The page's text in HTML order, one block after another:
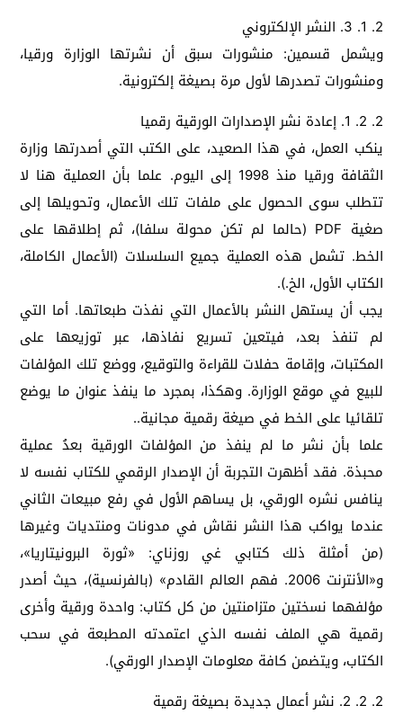
2. 1. 3. النشر الإلكتروني
ويشمل قسمين: منشورات سبق أن نشرتها الوزارة ورقيا،
ومنشورات تصدرها لأول مرة بصيغة إلكترونية.
2. 2. 1. إعادة نشر الإصدارات الورقية رقميا
ينكب العمل، في هذا الصعيد، على الكتب التي أصدرتها وزارة
الثقافة ورقيا منذ 1998 إلى اليوم. علما بأن العملية هنا لا
تتطلب سوى الحصول على ملفات تلك الأعمال، وتحويلها إلى
صغية PDF (حالما لم تكن محولة سلفا)، ثم إطلاقها على
الخط. تشمل هذه العملية جميع السلسلات (الأعمال الكاملة،
الكتاب الأول، الخ.).
يجب أن يستهل النشر بالأعمال التي نفذت طبعاتها. أما التي
لم تنفذ بعد، فيتعين تسريع نفاذها، عبر توزيعها على
المكتبات، وإقامة حفلات للقراءة والتوقيع، ووضع تلك المؤلفات
للبيع في موقع الوزارة. وهكذا، بمجرد ما ينفذ عنوان ما يوضع
تلقائيا على الخط في صيغة رقمية مجانية..
علما بأن نشر ما لم ينفذ من المؤلفات الورقية بعدُ عملية
محبذة. فقد أظهرت التجربة أن الإصدار الرقمي للكتاب نفسه لا
ينافس نشره الورقي، بل يساهم الأول في رفع مبيعات الثاني
عندما يواكب هذا النشر نقاش في مدونات ومنتديات وغيرها
(من أمثلة ذلك كتابي غي روزناي: «ثورة البرونيتاريا»،
و«الأنترنت 2006. فهم العالم القادم» (بالفرنسية)، حيث أصدر
مؤلفهما نسختين متزامنتين من كل كتاب: واحدة ورقية وأخرى
رقمية هي الملف نفسه الذي اعتمدته المطبعة في سحب
الكتاب، ويتضمن كافة معلومات الإصدار الورقي).
2. 2. 2. نشر أعمال جديدة بصيغة رقمية